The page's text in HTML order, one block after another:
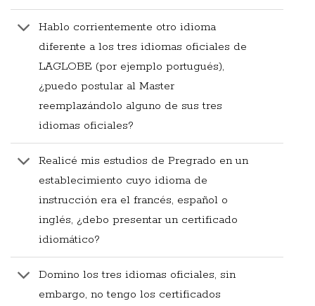
Hablo corrientemente otro idioma
diferente a los tres idiomas oficiales de
LAGLOBE (por ejemplo portugués),
¿puedo postular al Master
reemplazándolo alguno de sus tres
idiomas oficiales?
Realicé mis estudios de Pregrado en un
establecimiento cuyo idioma de
instrucción era el francés, español o
inglés, ¿debo presentar un certificado
idiomático?
Domino los tres idiomas oficiales, sin
embargo, no tengo los certificados